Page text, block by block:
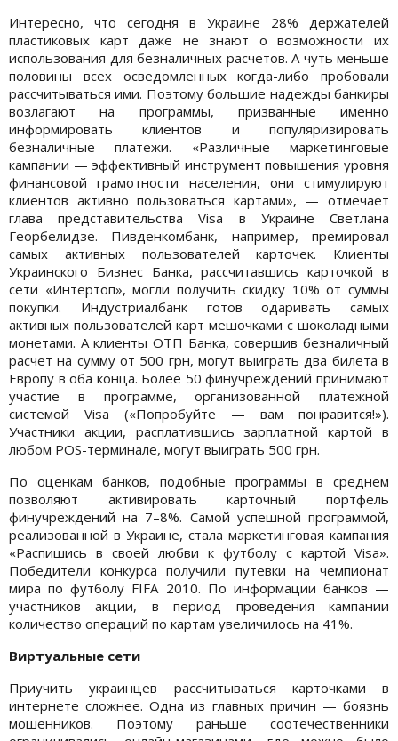
Интересно, что сегодня в Украине 28% держателей
пластиковых карт даже не знают о возможности их
использования для безналичных расчетов. А чуть меньше
половины всех осведомленных когда-либо пробовали
рассчитываться ими. Поэтому большие надежды банкиры
возлагают на программы, призванные именно
информировать клиентов и популяризировать
безналичные платежи. «Различные маркетинговые
кампании — эффективный инструмент повышения уровня
финансовой грамотности населения, они стимулируют
клиентов активно пользоваться картами», — отмечает
глава представительства Visa в Украине Светлана
Георбелидзе. Пивденкомбанк, например, премировал
самых активных пользователей карточек. Клиенты
Украинского Бизнес Банка, рассчитавшись карточкой в
сети «Интертоп», могли получить скидку 10% от суммы
покупки. Индустриалбанк готов одаривать самых
активных пользователей карт мешочками с шоколадными
монетами. А клиенты ОТП Банка, совершив безналичный
расчет на сумму от 500 грн, могут выиграть два билета в
Европу в оба конца. Более 50 финучреждений принимают
участие в программе, организованной платежной
системой Visa («Попробуйте — вам понравится!»).
Участники акции, расплатившись зарплатной картой в
любом POS-терминале, могут выиграть 500 грн.
По оценкам банков, подобные программы в среднем
позволяют активировать карточный портфель
финучреждений на 7–8%. Самой успешной программой,
реализованной в Украине, стала маркетинговая кампания
«Распишись в своей любви к футболу с картой Visa».
Победители конкурса получили путевки на чемпионат
мира по футболу FIFA 2010. По информации банков —
участников акции, в период проведения кампании
количество операций по картам увеличилось на 41%.
Виртуальные сети
Приучить украинцев рассчитываться карточками в
интернете сложнее. Одна из главных причин — боязнь
мошенников. Поэтому раньше соотечественники